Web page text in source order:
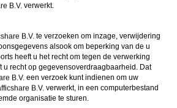
verwerkt.
te verzoeken om inzage, verwijdering
alsook om beperking van de u
heeft u het recht om tegen de verwerking
u recht op gegevensoverdraagbaarheid. Dat
een verzoek kunt indienen om uw
verwerkt, in een computerbestand
organisatie te sturen.